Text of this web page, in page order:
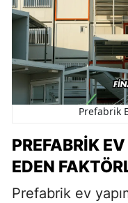
Prefabrik
PREFABRIK
EDEN
Prefabrik ev